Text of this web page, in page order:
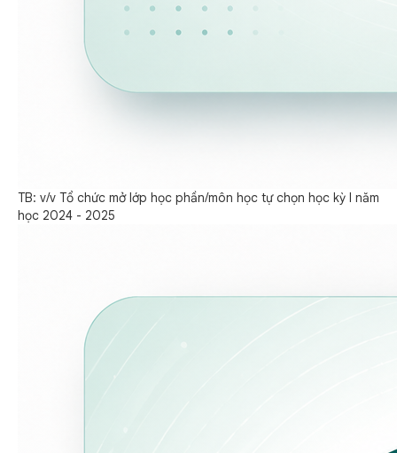
TB: v/v Tổ chức mở lớp học phần/môn học tự chọn học kỳ I năm
học 2024 - 2025